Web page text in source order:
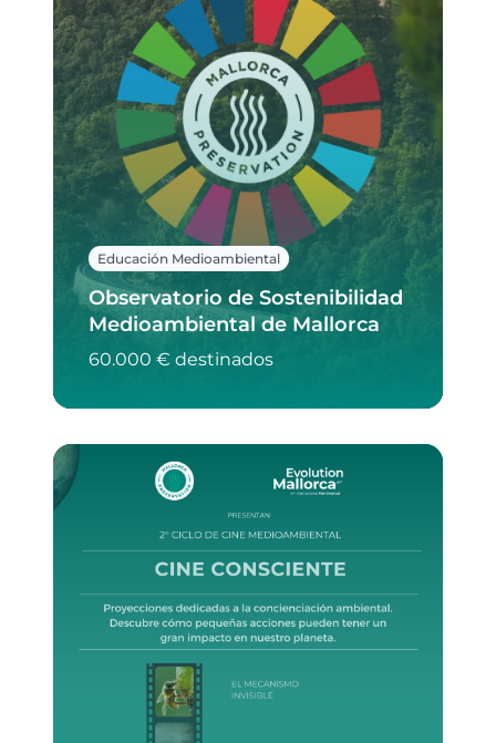
Educación Medioambiental
Observatorio de Sostenibilidad
Medioambiental de Mallorca
60.000 € destinados